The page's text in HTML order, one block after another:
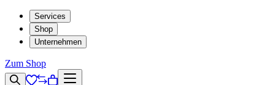
Services
Shop
Unternehmen
Zum Shop